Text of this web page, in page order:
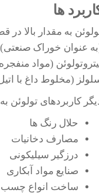
ها
به مقدار بالا
عنوان خوراک صنعتی)
(مخلوط داغ با
کاربردهای تولوئن
حلال رنگ ها
مصارف دخانیات
درزگیر سیلیکونی
صنایع مواد آبکاری
ساخت انواع چسب